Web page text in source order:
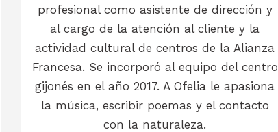
profesional como asistente de dirección y
al cargo de la atención al cliente y la
actividad cultural de centros de la Alianza
Francesa. Se incorporó al equipo del centro
gijonés en el año 2017. A Ofelia le apasiona
la música, escribir poemas y el contacto
con la naturaleza.